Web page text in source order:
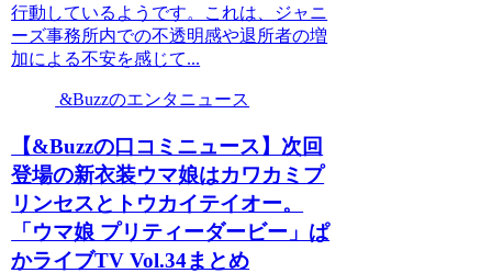
行動しているようです。これは、ジャニ
ーズ事務所内での不透明感や退所者の増
加による不安を感じて...
&Buzzのエンタニュース
【&Buzzの口コミニュース】次回
登場の新衣装ウマ娘はカワカミプ
リンセスとトウカイテイオー。
「ウマ娘 プリティーダービー」ぱ
かライブTV Vol.34まとめ